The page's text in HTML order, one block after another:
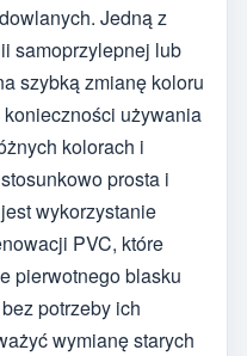
Jedną z
samoprzylepnej lub
szybką zmianę koloru
używania
kolorach i
prosta i
wykorzystanie
PVC, które
pierwotnego blasku
potrzeby ich
wymianę starych